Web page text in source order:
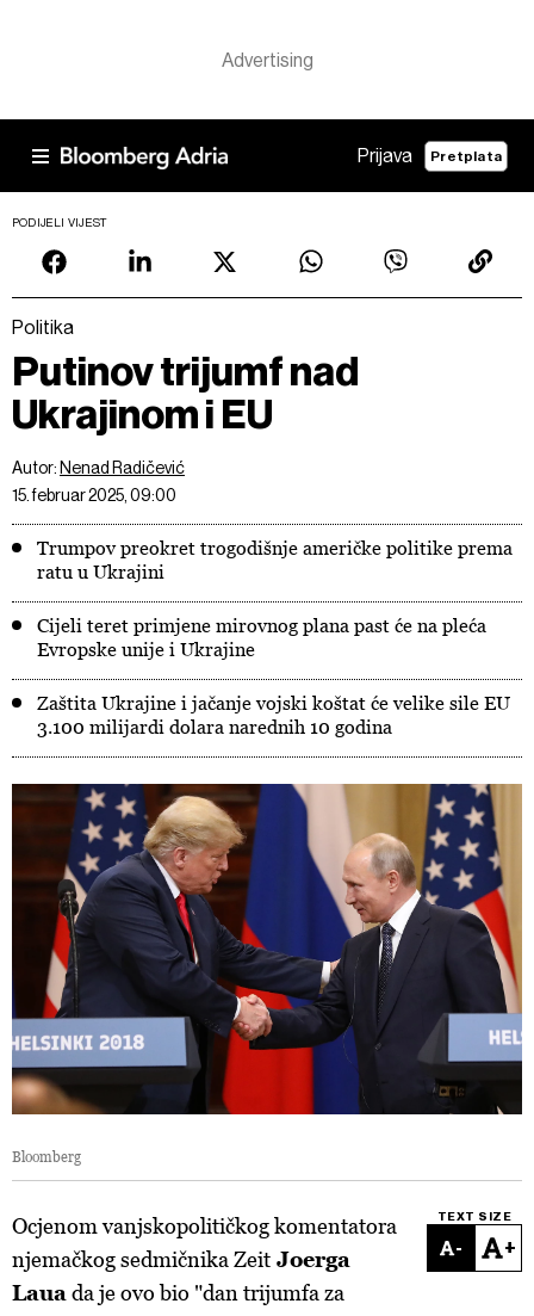
Prijava Pretplata
PODIJELI VIJEST
Politika
Putinov trijumf nad
Ukrajinom i EU
Autor: Nenad Radičević
15. februar 2025, 09:00
Trumpov preokret trogodišnje američke politike prema
ratu u Ukrajini
Cijeli teret primjene mirovnog plana past će na pleća
Evropske unije i Ukrajine
Zaštita Ukrajine i jačanje vojski koštat će velike sile EU
3.100 milijardi dolara narednih 10 godina
Bloomberg
TEXT SIZE
- +
Ocjenom vanjskopolitičkog komentatora
njemačkog sedmičnika Zeit Joerga
Laua da je ovo bio "dan trijumfa za